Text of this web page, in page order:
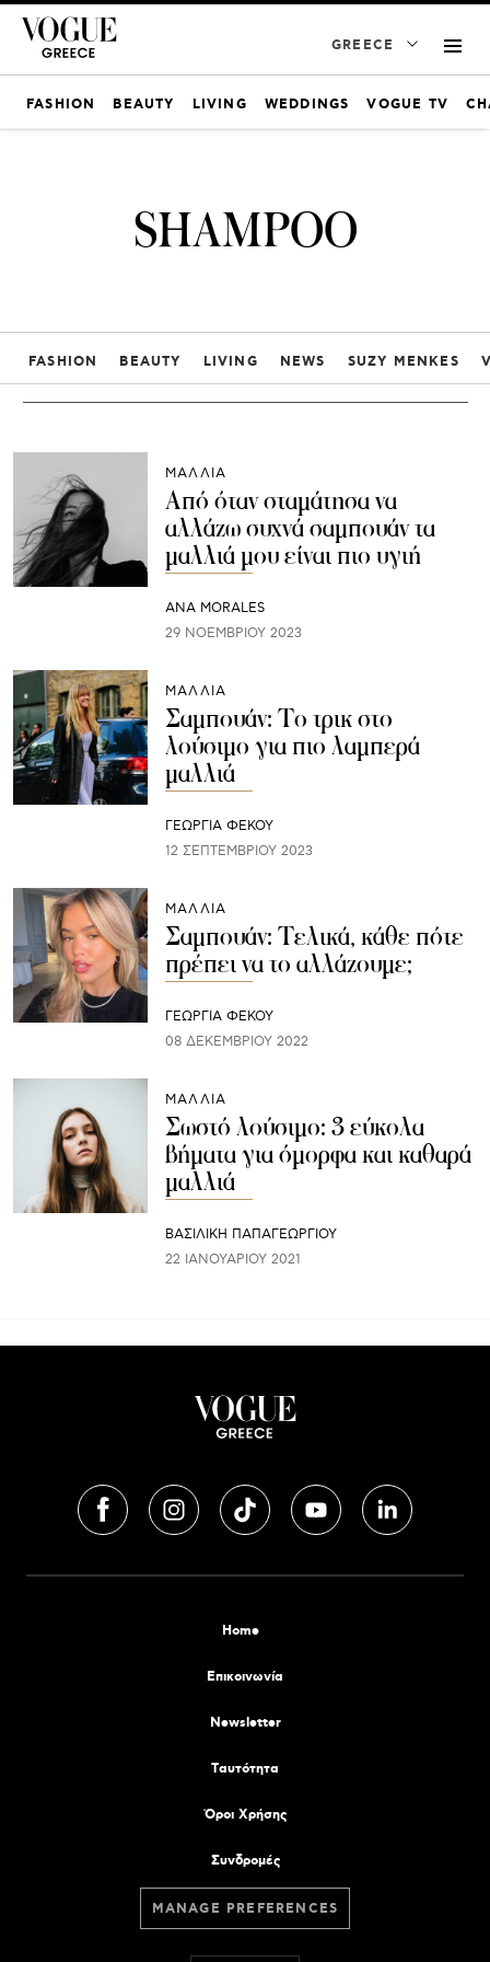
GREECE
FASHION BEAUTY LIVING WEDDINGS VOGUE TV
SHAMPOO
FASHION BEAUTY LIVING NEWS SUZY MENKES
ΜΑΛΛΙΑ
Από όταν σταμάτησα να
αλλάζω συχνά σαμπουάν τα
μαλλιά μου είναι πιο υγιή
ANA MORALES
29 ΝΟΕΜΒΡΊΟΥ 2023
ΜΑΛΛΙΑ
Σαμπουάν: Το τρικ στο
λούσιμο για πιο λαμπερά
μαλλιά
ΓΕΩΡΓΙΑ ΦΕΚΟΥ
12 ΣΕΠΤΕΜΒΡΊΟΥ 2023
ΜΑΛΛΙΑ
Σαμπουάν: Τελικά, κάθε πότε
πρέπει να το αλλάζουμε;
ΓΕΩΡΓΙΑ ΦΕΚΟΥ
08 ΔΕΚΕΜΒΡΊΟΥ 2022
ΜΑΛΛΙΑ
Σωστό λούσιμο: 3 εύκολα
βήματα για όμορφα και καθαρά
μαλλιά
ΒΑΣΙΛΙΚΗ ΠΑΠΑΓΕΩΡΓΙΟΥ
22 ΙΑΝΟΥΑΡΊΟΥ 2021
Home
Επικοινωνία
Newsletter
Tαυτότητα
Όροι Χρήσης
Συνδρομές
MANAGE PREFERENCES